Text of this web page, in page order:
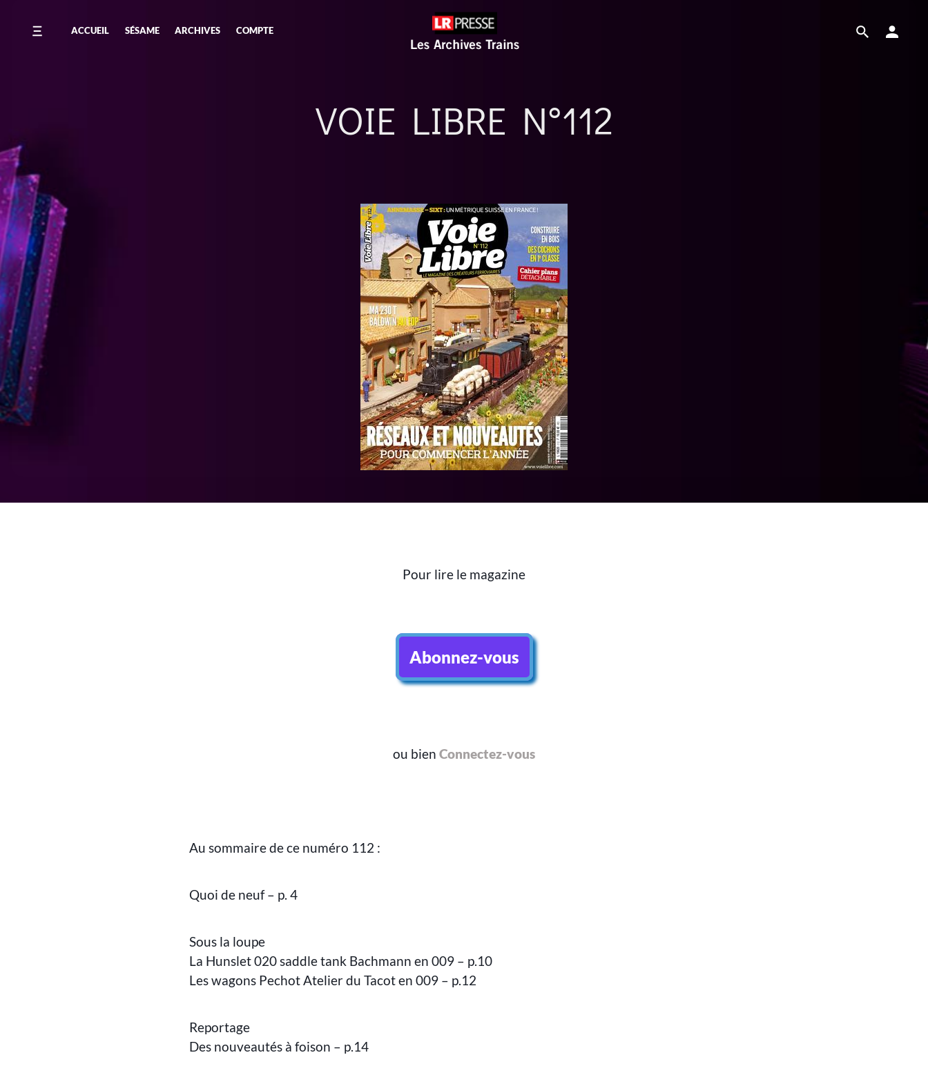
ACCUEIL SÉSAME ARCHIVES COMPTE
VOIE LIBRE N°112
Pour lire le magazine
Abonnez-vous
ou bien Connectez-vous
Au sommaire de ce numéro 112 :
Quoi de neuf – p. 4
Sous la loupe
La Hunslet 020 saddle tank Bachmann en 009 – p.10
Les wagons Pechot Atelier du Tacot en 009 – p.12
Reportage
Des nouveautés à foison – p.14